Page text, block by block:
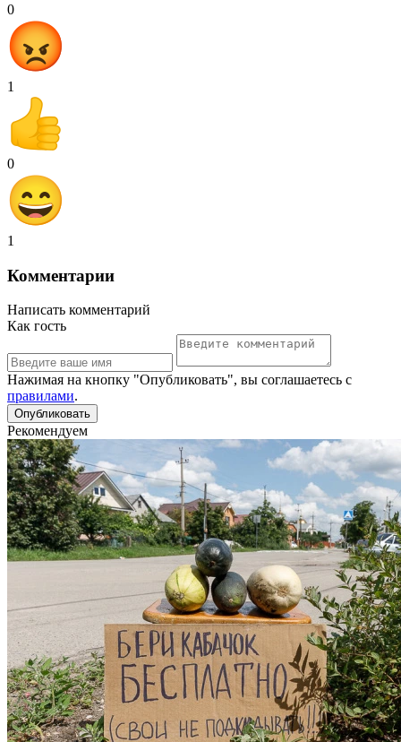
0
1
0
1
Комментарии
Написать комментарий
Как гость
Нажимая на кнопку "Опубликовать", вы соглашаетесь с
правилами.
Рекомендуем